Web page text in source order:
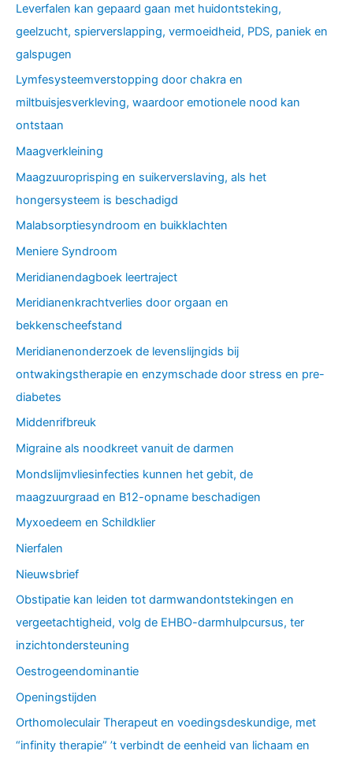
Leverfalen kan gepaard gaan met huidontsteking,
geelzucht, spierverslapping, vermoeidheid, PDS, paniek en
galspugen
Lymfesysteemverstopping door chakra en
miltbuisjesverkleving, waardoor emotionele nood kan
ontstaan
Maagverkleining
Maagzuuroprisping en suikerverslaving, als het
hongersysteem is beschadigd
Malabsorptiesyndroom en buikklachten
Meniere Syndroom
Meridianendagboek leertraject
Meridianenkrachtverlies door orgaan en
bekkenscheefstand
Meridianenonderzoek de levenslijngids bij
ontwakingstherapie en enzymschade door stress en pre-
diabetes
Middenrifbreuk
Migraine als noodkreet vanuit de darmen
Mondslijmvliesinfecties kunnen het gebit, de
maagzuurgraad en B12-opname beschadigen
Myxoedeem en Schildklier
Nierfalen
Nieuwsbrief
Obstipatie kan leiden tot darmwandontstekingen en
vergeetachtigheid, volg de EHBO-darmhulpcursus, ter
inzichtondersteuning
Oestrogeendominantie
Openingstijden
Orthomoleculair Therapeut en voedingsdeskundige, met
“infinity therapie” ’t verbindt de eenheid van lichaam en